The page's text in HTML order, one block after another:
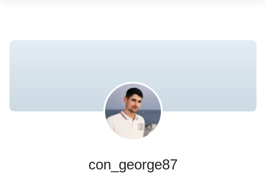
con_george87